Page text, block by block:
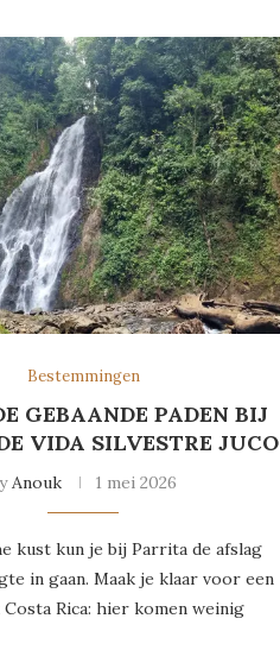
Bestemmingen
GEBAANDE PADEN BIJ
VIDA SILVESTRE JUCO
Anouk 1 mei 2026
kust kun je bij Parrita de afslag
in gaan. Maak je klaar voor een
Rica: hier komen weinig